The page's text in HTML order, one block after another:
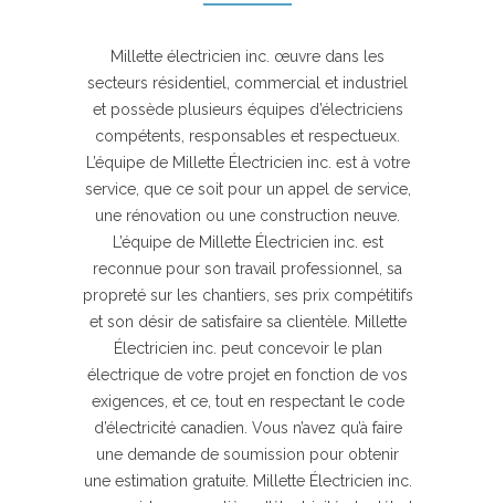
Millette électricien inc. œuvre dans les
secteurs résidentiel, commercial et industriel
et possède plusieurs équipes d’électriciens
compétents, responsables et respectueux.
L’équipe de Millette Électricien inc. est à votre
service, que ce soit pour un appel de service,
une rénovation ou une construction neuve.
L’équipe de Millette Électricien inc. est
reconnue pour son travail professionnel, sa
propreté sur les chantiers, ses prix compétitifs
et son désir de satisfaire sa clientèle. Millette
Électricien inc. peut concevoir le plan
électrique de votre projet en fonction de vos
exigences, et ce, tout en respectant le code
d’électricité canadien. Vous n’avez qu’à faire
une demande de soumission pour obtenir
une estimation gratuite. Millette Électricien inc.